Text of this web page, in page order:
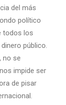
del más
político
todos los
público.
no se
impide ser
de pisar